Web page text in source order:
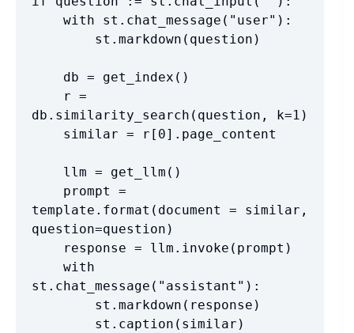
db.similarity_search(question, k=1)
template.format(document = similar,
question=question)
st.chat_message("assistant"):